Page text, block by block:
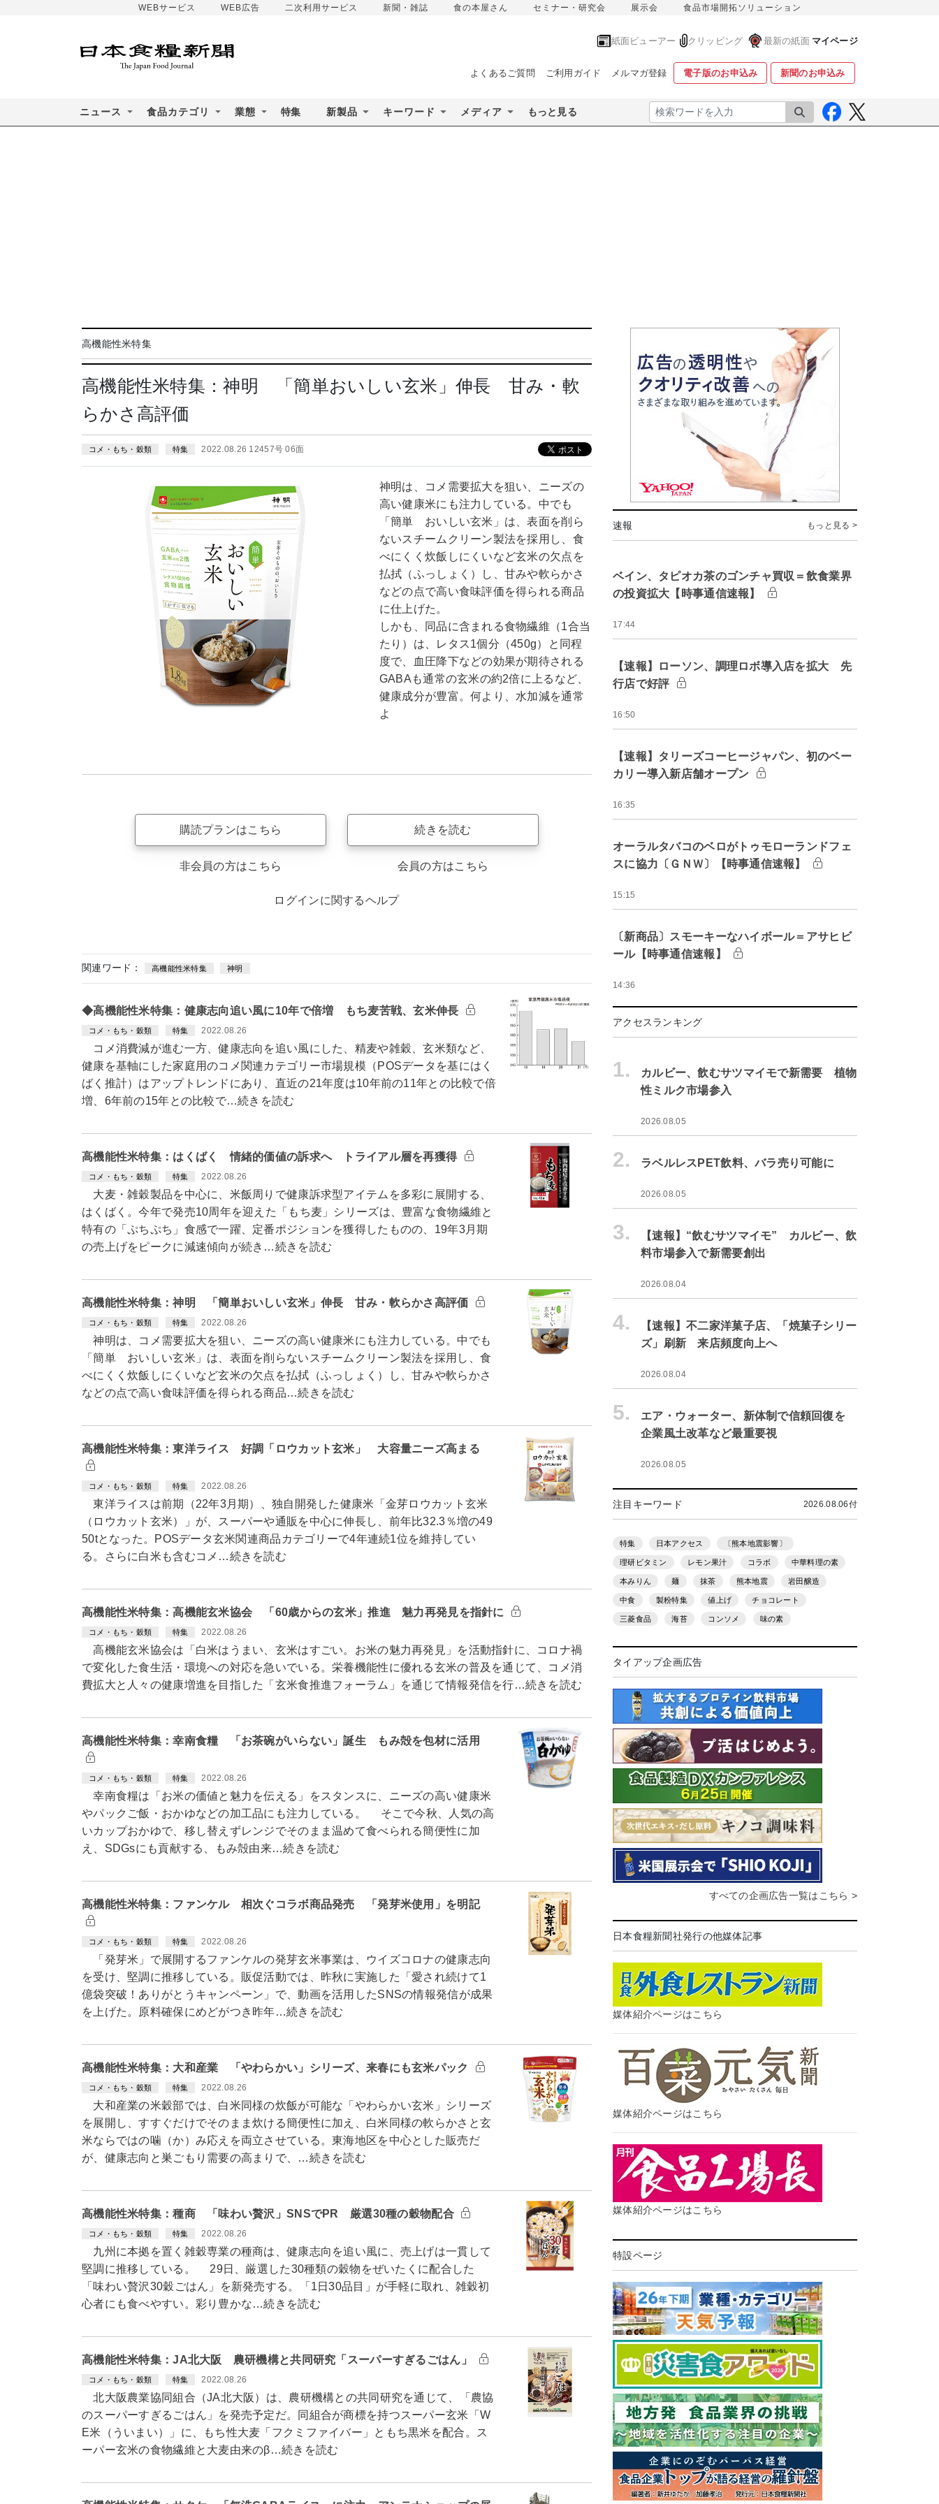
WEBサービス WEB広告 二次利用サービス 新聞・雑誌 食の本屋さん セミナー・研究会 展示会 食品市場開拓ソリューション
紙面ビューアー クリッピング 最新の紙面 マイページ
よくあるご質問 ご利用ガイド メルマガ登録 電子版のお申込み 新聞のお申込み
ニュース 食品カテゴリ 業態 特集 新製品 キーワード メディア もっと見る 検索
高機能性米特集
高機能性米特集：神明 「簡単おいしい玄米」伸長 甘み・軟
らかさ高評価
コメ・もち・穀類 特集 2022.08.26 12457号 06面
神明は、コメ需要拡大を狙い、ニーズの
高い健康米にも注力している。中でも
「簡単 おいしい玄米」は、表面を削ら
ないスチームクリーン製法を採用し、食
べにくく炊飯しにくいなど玄米の欠点を
払拭（ふっしょく）し、甘みや軟らかさ
などの点で高い食味評価を得られる商品
に仕上げた。
しかも、同品に含まれる食物繊維（1合当
たり）は、レタス1個分（450g）と同程
度で、血圧降下などの効果が期待される
GABAも通常の玄米の約2倍に上るなど、
健康成分が豊富。何より、水加減を通常
よ
購読プランはこちら
非会員の方はこちら
続きを読む
会員の方はこちら
ログインに関するヘルプ
関連ワード： 高機能性米特集 神明
◆高機能性米特集：健康志向追い風に10年で倍増 もち麦苦戦、玄米伸長
コメ・もち・穀類 特集 2022.08.26
コメ消費減が進む一方、健康志向を追い風にした、精麦や雑穀、玄米類など、
健康を基軸にした家庭用のコメ関連カテゴリー市場規模（POSデータを基にはく
ばく推計）はアップトレンドにあり、直近の21年度は10年前の11年との比較で倍
増、6年前の15年との比較で…続きを読む
高機能性米特集：はくばく 情緒的価値の訴求へ トライアル層を再獲得
コメ・もち・穀類 特集 2022.08.26
大麦・雑穀製品を中心に、米飯周りで健康訴求型アイテムを多彩に展開する、
はくばく。今年で発売10周年を迎えた「もち麦」シリーズは、豊富な食物繊維と
特有の「ぷちぷち」食感で一躍、定番ポジションを獲得したものの、19年3月期
の売上げをピークに減速傾向が続き…続きを読む
高機能性米特集：神明 「簡単おいしい玄米」伸長 甘み・軟らかさ高評価
コメ・もち・穀類 特集 2022.08.26
神明は、コメ需要拡大を狙い、ニーズの高い健康米にも注力している。中でも
「簡単 おいしい玄米」は、表面を削らないスチームクリーン製法を採用し、食
べにくく炊飯しにくいなど玄米の欠点を払拭（ふっしょく）し、甘みや軟らかさ
などの点で高い食味評価を得られる商品…続きを読む
高機能性米特集：東洋ライス 好調「ロウカット玄米」 大容量ニーズ高まる
コメ・もち・穀類 特集 2022.08.26
東洋ライスは前期（22年3月期）、独自開発した健康米「金芽ロウカット玄米
（ロウカット玄米）」が、スーパーや通販を中心に伸長し、前年比32.3％増の49
50tとなった。POSデータ玄米関連商品カテゴリーで4年連続1位を維持してい
る。さらに白米も含むコメ…続きを読む
高機能性米特集：高機能玄米協会 「60歳からの玄米」推進 魅力再発見を指針に
コメ・もち・穀類 特集 2022.08.26
高機能玄米協会は「白米はうまい、玄米はすごい。お米の魅力再発見」を活動指針に、コロナ禍
で変化した食生活・環境への対応を急いでいる。栄養機能性に優れる玄米の普及を通じて、コメ消
費拡大と人々の健康増進を目指した「玄米食推進フォーラム」を通じて情報発信を行…続きを読む
高機能性米特集：幸南食糧 「お茶碗がいらない」誕生 もみ殻を包材に活用
コメ・もち・穀類 特集 2022.08.26
幸南食糧は「お米の価値と魅力を伝える」をスタンスに、ニーズの高い健康米
やパックご飯・おかゆなどの加工品にも注力している。 そこで今秋、人気の高
いカップおかゆで、移し替えずレンジでそのまま温めて食べられる簡便性に加
え、SDGsにも貢献する、もみ殻由来…続きを読む
高機能性米特集：ファンケル 相次ぐコラボ商品発売 「発芽米使用」を明記
コメ・もち・穀類 特集 2022.08.26
「発芽米」で展開するファンケルの発芽玄米事業は、ウイズコロナの健康志向
を受け、堅調に推移している。販促活動では、昨秋に実施した「愛され続けて1
億袋突破！ありがとうキャンペーン」で、動画を活用したSNSの情報発信が成果
を上げた。原料確保にめどがつき昨年…続きを読む
高機能性米特集：大和産業 「やわらかい」シリーズ、来春にも玄米パック
コメ・もち・穀類 特集 2022.08.26
大和産業の米穀部では、白米同様の炊飯が可能な「やわらかい玄米」シリーズ
を展開し、すすぐだけでそのまま炊ける簡便性に加え、白米同様の軟らかさと玄
米ならではの噛（か）み応えを両立させている。東海地区を中心とした販売だ
が、健康志向と巣ごもり需要の高まりで、…続きを読む
高機能性米特集：種商 「味わい贅沢」SNSでPR 厳選30種の穀物配合
コメ・もち・穀類 特集 2022.08.26
九州に本拠を置く雑穀専業の種商は、健康志向を追い風に、売上げは一貫して
堅調に推移している。 29日、厳選した30種類の穀物をぜいたくに配合した
「味わい贅沢30穀ごはん」を新発売する。「1日30品目」が手軽に取れ、雑穀初
心者にも食べやすい。彩り豊かな…続きを読む
高機能性米特集：JA北大阪 農研機構と共同研究「スーパーすぎるごはん」
コメ・もち・穀類 特集 2022.08.26
北大阪農業協同組合（JA北大阪）は、農研機構との共同研究を通じて、「農協
のスーパーすぎるごはん」を発売予定だ。同組合が商標を持つスーパー玄米「W
E米（ういまい）」に、もち性大麦「フクミファイバー」ともち黒米を配合。ス
ーパー玄米の食物繊維と大麦由来のβ…続きを読む
速報 もっと見る >
ベイン、タピオカ茶のゴンチャ買収＝飲食業界
の投資拡大【時事通信速報】
17:44
【速報】ローソン、調理ロボ導入店を拡大 先
行店で好評
16:50
【速報】タリーズコーヒージャパン、初のベー
カリー導入新店舗オープン
16:35
オーラルタバコのベロがトゥモローランドフェ
スに協力〔ＧＮＷ〕【時事通信速報】
15:15
〔新商品〕スモーキーなハイボール＝アサヒビ
ール【時事通信速報】
14:36
アクセスランキング
1.
カルビー、飲むサツマイモで新需要 植物
性ミルク市場参入
2026.08.05
2. ラベルレスPET飲料、バラ売り可能に
2026.08.05
3.
【速報】“飲むサツマイモ” カルビー、飲
料市場参入で新需要創出
2026.08.04
4.
【速報】不二家洋菓子店、「焼菓子シリー
ズ」刷新 来店頻度向上へ
2026.08.04
5.
エア・ウォーター、新体制で信頼回復を
企業風土改革など最重要視
2026.08.05
注目キーワード 2026.08.06付
特集 日本アクセス 〔熊本地震影響〕
理研ビタミン レモン果汁 コラボ 中華料理の素
本みりん 麺 抹茶 熊本地震 岩田醸造
中食 製粉特集 値上げ チョコレート
三菱食品 海苔 コンソメ 味の素
タイアップ企画広告
すべての企画広告一覧はこちら >
日本食糧新聞社発行の他媒体記事
媒体紹介ページはこちら
媒体紹介ページはこちら
媒体紹介ページはこちら
特設ページ